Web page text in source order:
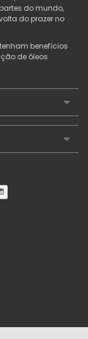
do mundo,
do prazer no
benefícios
de óleos